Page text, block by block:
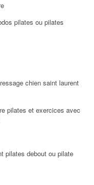
pilates ou pilates
chien saint laurent
pilates et exercices avec
pilates debout ou pilate